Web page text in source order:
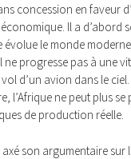
concession en faveur
Il a d’abord
évolue le monde
progresse pas à une
d’un avion dans le
l’Afrique ne peut plus se
de production réelle.
son argumentaire sur